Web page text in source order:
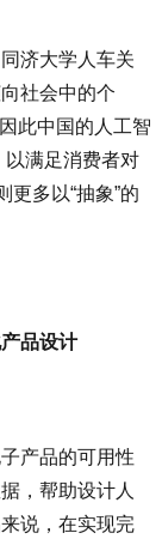
济大学人车关
社会中的个
此中国的人工智
以满足消费者对
更多以“抽象”的
品设计
产品的可用性
，帮助设计人
说，在实现完